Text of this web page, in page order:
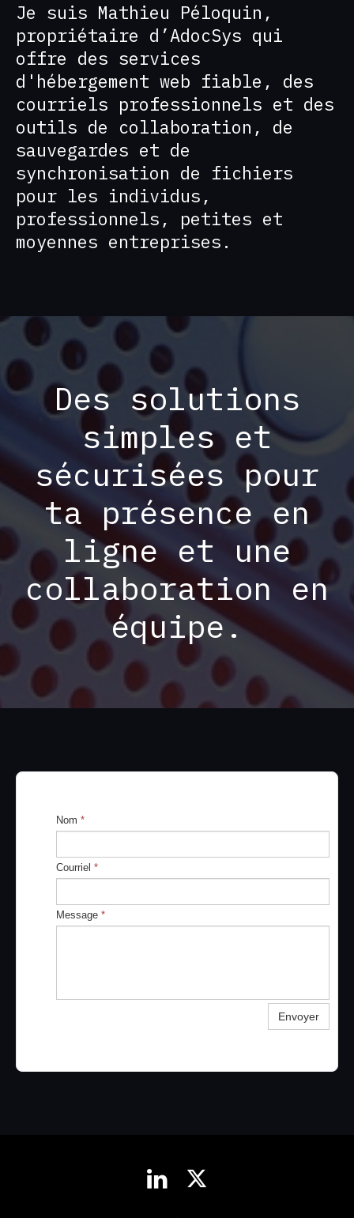
Je suis Mathieu Péloquin,
propriétaire d’AdocSys qui
offre des services
d'hébergement web fiable, des
courriels professionnels et des
outils de collaboration, de
sauvegardes et de
synchronisation de fichiers
pour les individus,
professionnels, petites et
moyennes entreprises.
Des solutions
simples et
sécurisées pour
ta présence en
ligne et une
collaboration en
équipe.
Nom *
Courriel *
Message *
Envoyer
 